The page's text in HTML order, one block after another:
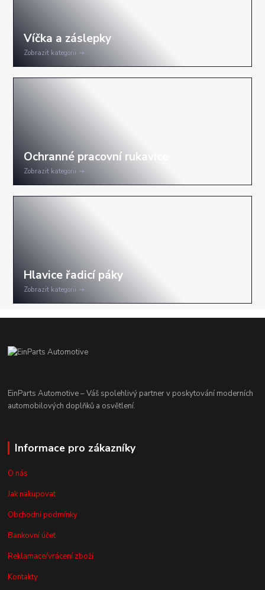
Zobrazit kategorii
Zobrazit kategorii
Zobrazit kategorii
EinParts Automotive – Váš spolehlivý partner v poskytování moderních
automobilových doplňků a osvětlení.
Informace pro zákazníky
O nás
Jak nakupovat
Obchodní podmínky
Bankovní účet
Reklamace/vrácení zboží
Kontakty